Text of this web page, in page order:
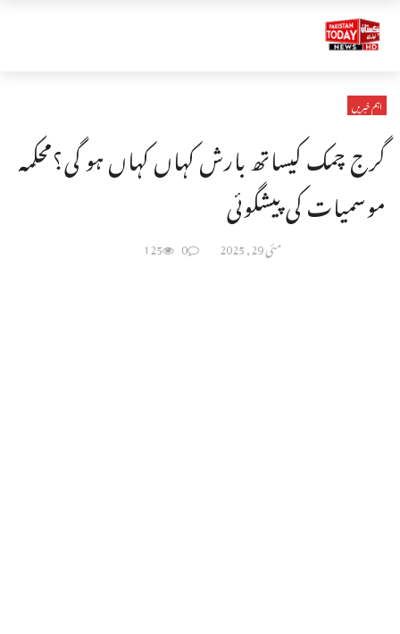
اہم خبریں
گرج چمک کیساتھ بارش کہاں کہاں ہو گی؟محکمہ
موسمیات کی پیشگوئی
مئی 29, 2025 0
125